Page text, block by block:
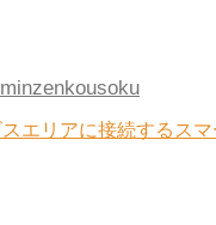
エリアに接続するス